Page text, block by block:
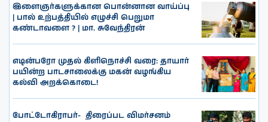
இளைஞர்களுக்கான பொன்னான வாய்ப்பு
| பால் உற்பத்தியில் எழுச்சி பெறுமா
கண்டாவளை ? | மா. சுவேந்திரன்
எடின்பரோ முதல் கிளிநொச்சி வரை: தாயார்
பயின்ற பாடசாலைக்கு மகன் வழங்கிய
கல்வி அறக்கொடை!
போட்டோகிராபர்- ‌ திரைப்பட விமர்சனம்